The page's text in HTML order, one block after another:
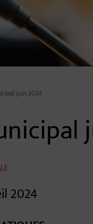
juin 2024
2024